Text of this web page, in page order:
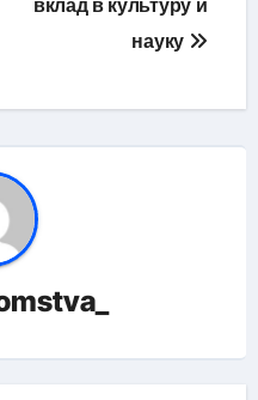
вклад в культуру и
науку